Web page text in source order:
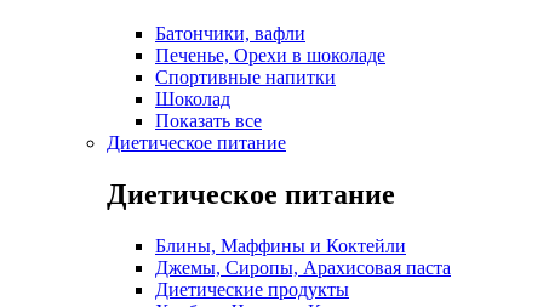
Батончики, вафли
Печенье, Орехи в шоколаде
Спортивные напитки
Шоколад
Показать все
Диетическое питание
Диетическое питание
Блины, Маффины и Коктейли
Джемы, Сиропы, Арахисовая паста
Диетические продукты